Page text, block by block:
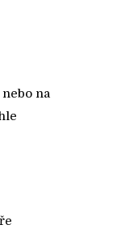
na